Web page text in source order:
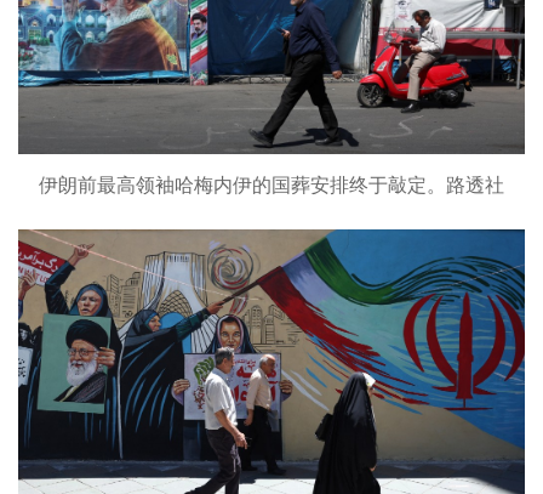
伊朗前最高领袖哈梅内伊的国葬安排终于敲定。路透社